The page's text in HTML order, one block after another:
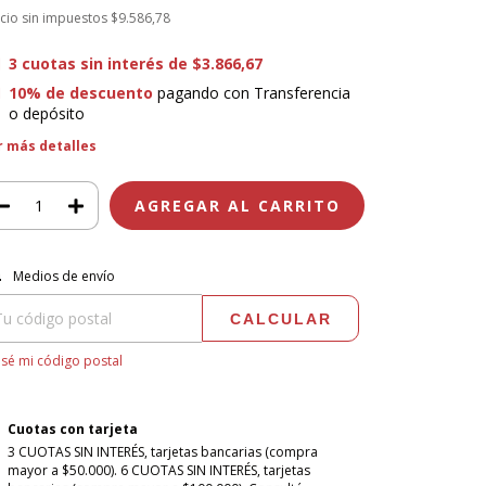
sin impuestos $9.586,78
3 cuotas sin interés de $3.866,67
10% de descuento pagando con Transferencia
o depósito
más detalles
para el CP:
Medios de envío
CALCULAR
mi código postal
Cuotas con tarjeta
3 CUOTAS SIN INTERÉS, tarjetas bancarias (compra
mayor a $50.000). 6 CUOTAS SIN INTERÉS, tarjetas